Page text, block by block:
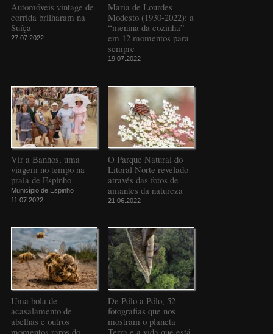
Automóveis vintage de
corrida brilharam na
Suíça
27.07.2022
Maria de Lourdes
Modesto (1930-2022): a
“menina da cozinha”
em 12 momentos para
sempre
19.07.2022
Vir a Banhos, uma
viagem no tempo na
praia de Espinho
Município de Espinho
11.07.2022
O Parque Natural do
Litoral Norte revelado
através das fotos de
amantes da natureza
21.06.2022
Uma bola de
acasalamento de
abelhas e outros
De Pólo a Pólo, 52
fotografias que nos
mostram o planeta